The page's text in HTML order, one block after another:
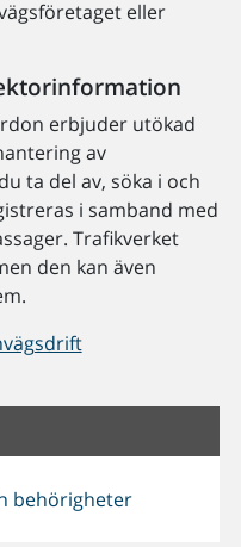
eller
erbjuder utökad
av
ta del av, söka i och
i samband med
Trafikverket
den kan även
behörigheter